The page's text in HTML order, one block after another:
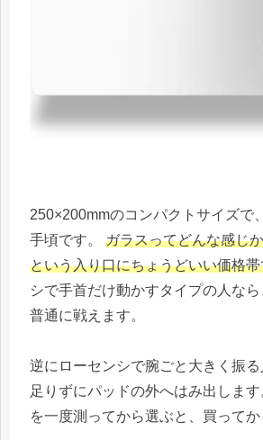
250×200mmのコンパクトサイズで
手頃です。 ガラスってどんな感じ
という入り口にちょうどいい価格
シで手首だけ動かすタイプの人な
普通に戦えます。
逆にローセンシで腕ごと大きく振
足りずにパッドの外へはみ出しま
を一度測ってから選ぶと、買ってか